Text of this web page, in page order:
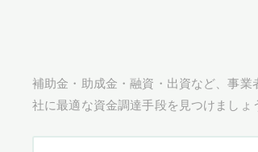
補助金・助成金・融資・出資など、事
社に最適な資金調達手段を見つけましょ